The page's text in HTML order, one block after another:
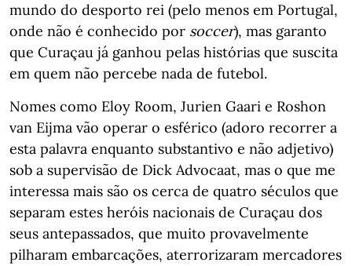
mundo do desporto rei (pelo menos em Portugal,
onde não é conhecido por soccer), mas garanto
que Curaçau já ganhou pelas histórias que suscita
em quem não percebe nada de futebol.
Nomes como Eloy Room, Jurien Gaari e Roshon
van Eijma vão operar o esférico (adoro recorrer a
esta palavra enquanto substantivo e não adjetivo)
sob a supervisão de Dick Advocaat, mas o que me
interessa mais são os cerca de quatro séculos que
separam estes heróis nacionais de Curaçau dos
seus antepassados, que muito provavelmente
pilharam embarcações, aterrorizaram mercadores